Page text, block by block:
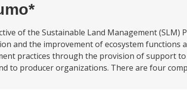
of the Sustainable Land Management
and the improvement of ecosystem functions
practices through the provision of support
to producer organizations. There are four